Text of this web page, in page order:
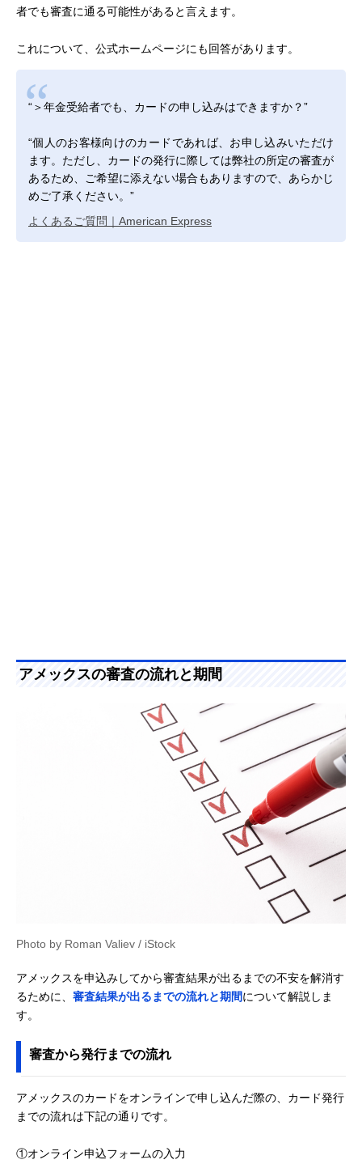
者でも審査に通る可能性があると言えます。
これについて、公式ホームページにも回答があります。
“＞年金受給者でも、カードの申し込みはできますか？”
“個人のお客様向けのカードであれば、お申し込みいただけ
ます。ただし、カードの発行に際しては弊社の所定の審査が
あるため、ご希望に添えない場合もありますので、あらかじ
めご了承ください。”
よくあるご質問｜American Express
アメックスの審査の流れと期間
Photo by Roman Valiev / iStock
アメックスを申込みしてから審査結果が出るまでの不安を解消す
るために、 審査結果が出るまでの流れと期間について解説しま
す。
審査から発行までの流れ
アメックスのカードをオンラインで申し込んだ際の、カード発行
までの流れは下記の通りです。
①オンライン申込フォームの入力